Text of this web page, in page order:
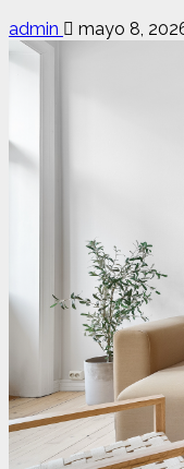
admin mayo 8,